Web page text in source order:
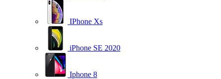
IPhone Xs
iPhone SE 2020
Iphone 8